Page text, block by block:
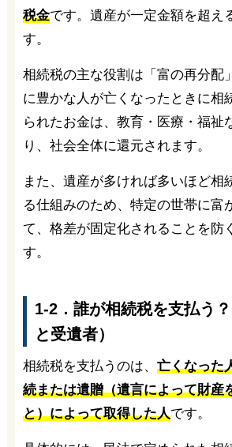
税金です。遺産が一定金額を超え
す。
相続税の主な役割は「富の再分配
に豊かな人が亡くなったときに相
られたお金は、教育・医療・福祉
り、社会全体に還元されます。
また、遺産が多ければ多いほど相
る仕組みのため、特定の世帯に富
て、格差が固定化されることを防
す。
1-2．誰が相続税を支払う
と受遺者）
相続税を支払うのは、 亡くなった
続または遺贈（遺言によって財産
と）によって取得した人です。